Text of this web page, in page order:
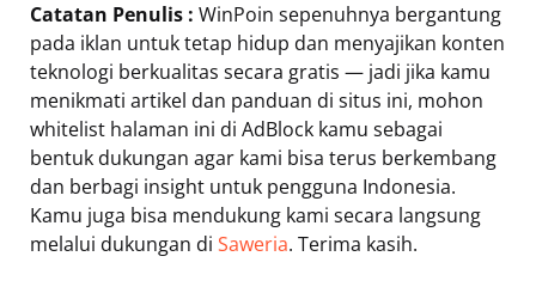
Catatan Penulis : WinPoin sepenuhnya bergantung
pada iklan untuk tetap hidup dan menyajikan konten
teknologi berkualitas secara gratis — jadi jika kamu
menikmati artikel dan panduan di situs ini, mohon
whitelist halaman ini di AdBlock kamu sebagai
bentuk dukungan agar kami bisa terus berkembang
dan berbagi insight untuk pengguna Indonesia.
Kamu juga bisa mendukung kami secara langsung
melalui dukungan di Saweria. Terima kasih.